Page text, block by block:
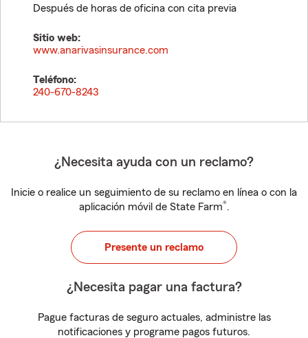
Después de horas de oficina con cita previa
Sitio web:
www.anarivasinsurance.com
Teléfono:
240-670-8243
¿Necesita ayuda con un reclamo?
Inicie o realice un seguimiento de su reclamo en línea o con la
aplicación móvil de State Farm®.
Presente un reclamo
¿Necesita pagar una factura?
Pague facturas de seguro actuales, administre las
notificaciones y programe pagos futuros.